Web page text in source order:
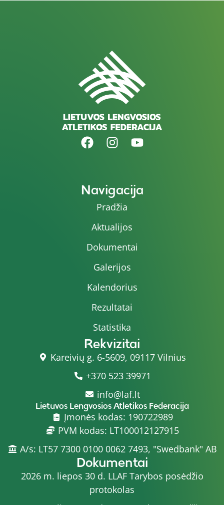
Navigacija
Pradžia
Aktualijos
Dokumentai
Galerijos
Kalendorius
Rezultatai
Statistika
Rekvizitai
Kareivių g. 6-5609, 09117 Vilnius
+370 523 39971
info@laf.lt
Lietuvos Lengvosios Atletikos Federacija
Įmonės kodas: 190722989
PVM kodas: LT100012127915
A/s: LT57 7300 0100 0062 7493, "Swedbank" AB
Dokumentai
2026 m. liepos 30 d. LLAF Tarybos posėdžio
protokolas